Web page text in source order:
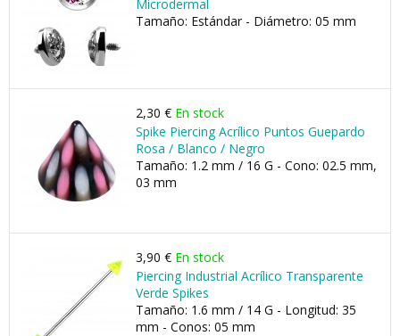
Microdermal
Tamaño: Estándar - Diámetro: 05 mm
2,30 € En stock
Spike Piercing Acrílico Puntos Guepardo
Rosa / Blanco / Negro
Tamaño: 1.2 mm / 16 G - Cono: 02.5 mm,
03 mm
3,90 € En stock
Piercing Industrial Acrílico Transparente
Verde Spikes
Tamaño: 1.6 mm / 14 G - Longitud: 35
mm - Conos: 05 mm